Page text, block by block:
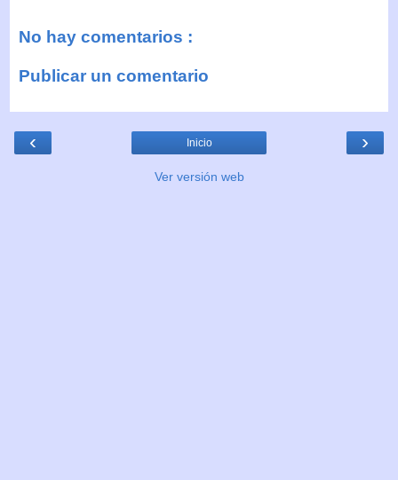
No hay comentarios :
Publicar un comentario
‹ ›
Inicio
Ver versión web